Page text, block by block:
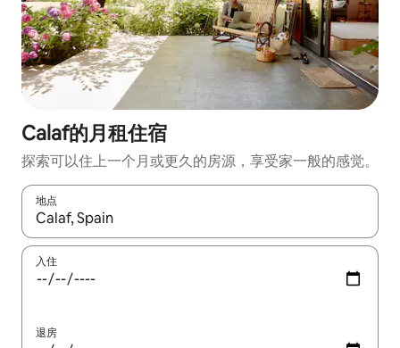
Calaf的月租住宿
探索可以住上一个月或更久的房源，享受家一般的感觉。
地点
如有搜索结果，请使用上下方向键查看，或通过点击或滑动手势
入住
退房